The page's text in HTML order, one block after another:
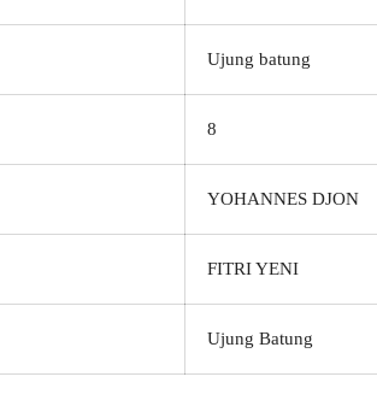
Ujung batung
8
YOHANNES DJON
FITRI YENI
Ujung Batung